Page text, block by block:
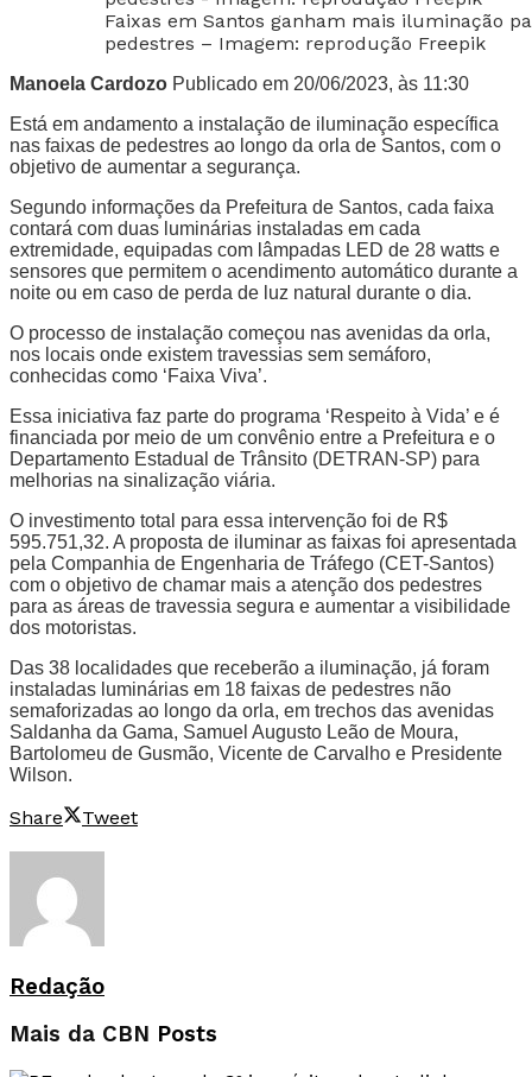
Faixas em Santos ganham mais iluminação
pedestres – Imagem: reprodução Freepik
Manoela Cardozo Publicado em 20/06/2023, às 11:30
Está em andamento a instalação de iluminação específica
nas faixas de pedestres ao longo da orla de Santos, com o
objetivo de aumentar a segurança.
Segundo informações da Prefeitura de Santos, cada faixa
contará com duas luminárias instaladas em cada
extremidade, equipadas com lâmpadas LED de 28 watts e
sensores que permitem o acendimento automático durante a
noite ou em caso de perda de luz natural durante o dia.
O processo de instalação começou nas avenidas da orla,
nos locais onde existem travessias sem semáforo,
conhecidas como ‘Faixa Viva’.
Essa iniciativa faz parte do programa ‘Respeito à Vida’ e é
financiada por meio de um convênio entre a Prefeitura e o
Departamento Estadual de Trânsito (DETRAN-SP) para
melhorias na sinalização viária.
O investimento total para essa intervenção foi de R$
595.751,32. A proposta de iluminar as faixas foi apresentada
pela Companhia de Engenharia de Tráfego (CET-Santos)
com o objetivo de chamar mais a atenção dos pedestres
para as áreas de travessia segura e aumentar a visibilidade
dos motoristas.
Das 38 localidades que receberão a iluminação, já foram
instaladas luminárias em 18 faixas de pedestres não
semaforizadas ao longo da orla, em trechos das avenidas
Saldanha da Gama, Samuel Augusto Leão de Moura,
Bartolomeu de Gusmão, Vicente de Carvalho e Presidente
Wilson.
Share Tweet
Redação
Mais da CBN Posts